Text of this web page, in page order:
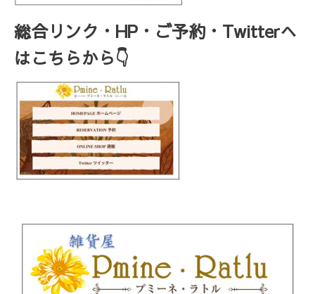
総合リンク・HP・ご予約・Twitterへ
はこちらから👇